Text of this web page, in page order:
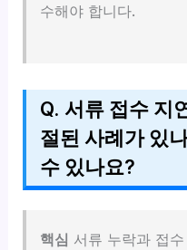
수해야 합니다.
Q. 서류 접수 지
절된 사례가 있
수 있나요?
핵심 서류 누락과 접